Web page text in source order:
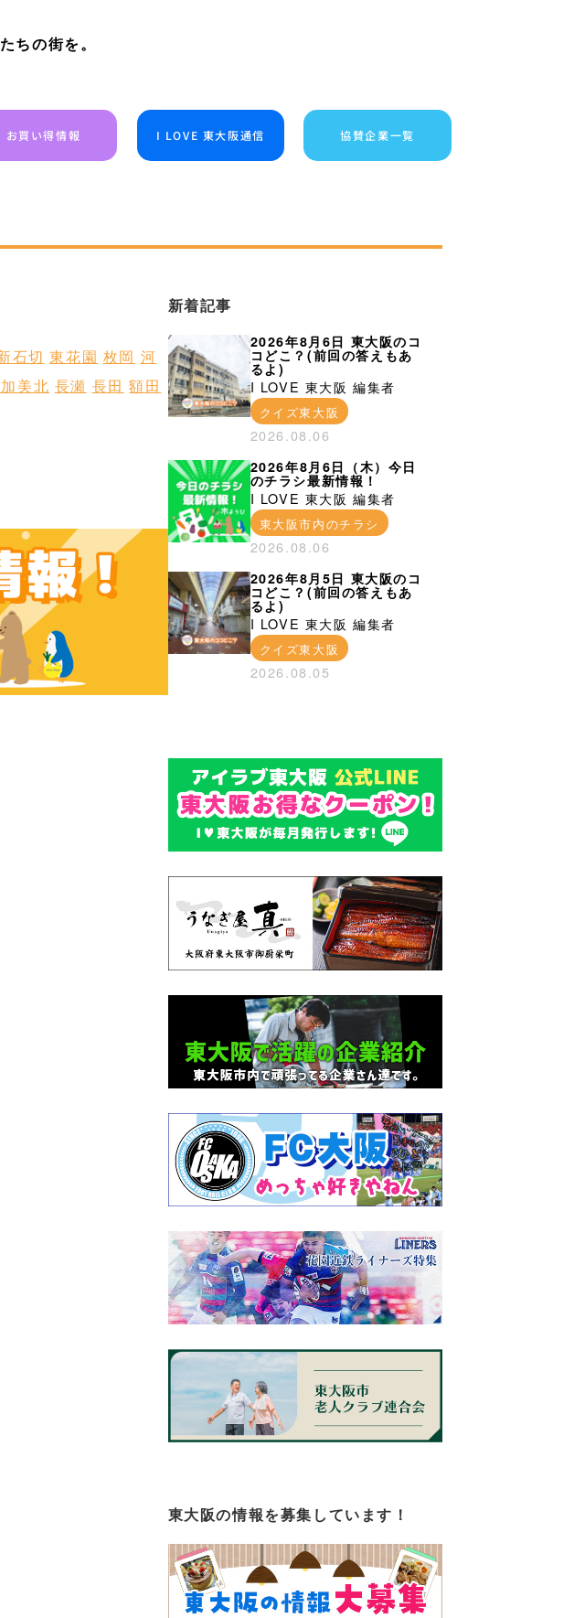
ちの街を。
お買い得情報 I LOVE 東大阪通信 協賛企業一覧
石切 東花園 枚岡 河
美北 長瀬 長田 額田
新着記事
2026年8月6日 東大阪のコ
コどこ？(前回の答えもあ
るよ)
I LOVE 東大阪 編集者
クイズ東大阪
2026.08.06
2026年8月6日（木）今日
のチラシ最新情報！
I LOVE 東大阪 編集者
東大阪市内のチラシ
2026.08.06
2026年8月5日 東大阪のコ
コどこ？(前回の答えもあ
るよ)
I LOVE 東大阪 編集者
クイズ東大阪
2026.08.05
東大阪の情報を募集しています！